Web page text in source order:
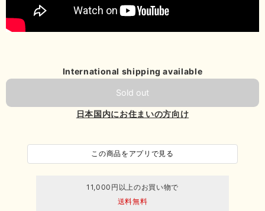
International shipping available
Sold out
日本国内にお住まいの方向け
この商品をアプリで見る
11,000円以上のお買い物で
送料無料